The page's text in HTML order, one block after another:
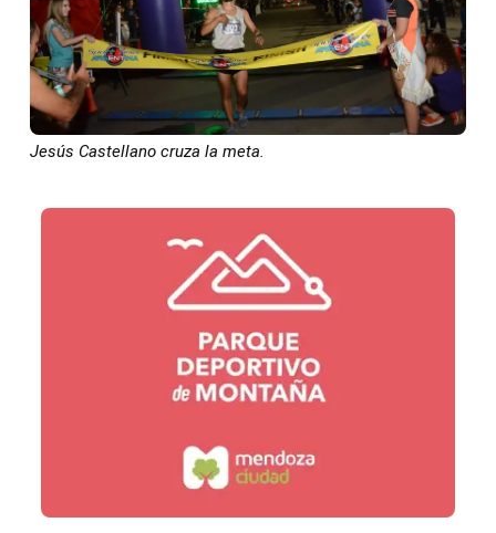
Jesús Castellano cruza la meta.